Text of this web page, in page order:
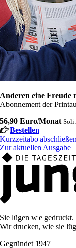
Anderen eine Freude
Abonnement der
56,90 Euro/Monat
Bestellen
Kurzzeitabo abschließen
Zur aktuellen Ausgabe
Sie lügen wie gedruckt.
Wir drucken, wie sie
Gegründet 1947